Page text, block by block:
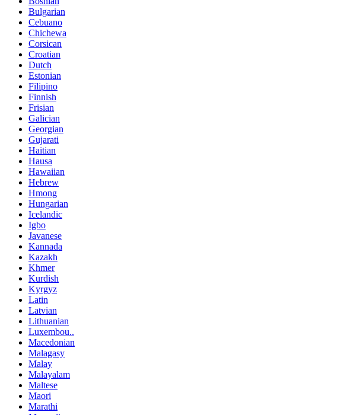
Bulgarian
Cebuano
Chichewa
Corsican
Croatian
Dutch
Estonian
Filipino
Finnish
Frisian
Galician
Georgian
Gujarati
Haitian
Hausa
Hawaiian
Hebrew
Hmong
Hungarian
Icelandic
Igbo
Javanese
Kannada
Kazakh
Khmer
Kurdish
Kyrgyz
Latin
Latvian
Lithuanian
Luxembou..
Macedonian
Malagasy
Malay
Malayalam
Maltese
Maori
Marathi